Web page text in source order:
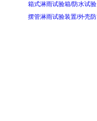
箱式淋雨试验箱/防水试验
摆管淋雨试验装置/外壳防